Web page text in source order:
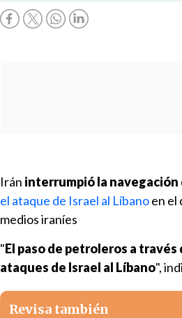
Irán interrumpió la navegación
el ataque de Israel al Líbanoen el
medios iraníes
"El paso de petroleros a
ataques de Israel al Líbano",
Revisa también